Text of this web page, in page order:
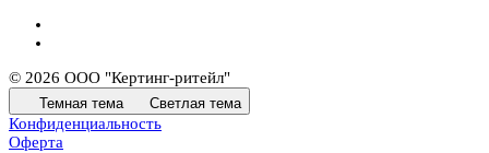
© 2026 ООО "Кертинг-ритейл"
Темная тема Светлая тема
Конфиденциальность
Оферта